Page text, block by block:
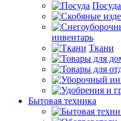
Посуда
инвентарь
Ткани
Бытовая техника